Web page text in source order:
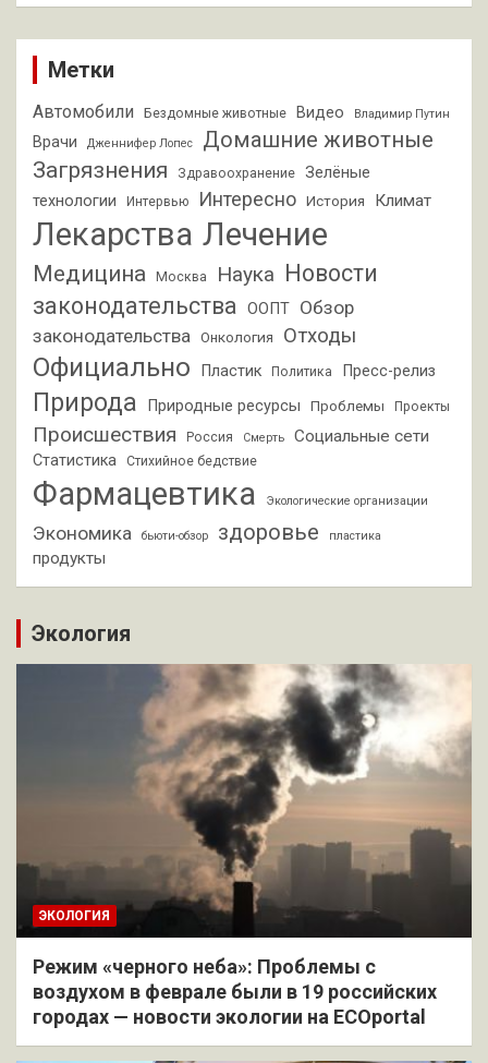
Метки
Автомобили Бездомные животные Видео Владимир Путин
Врачи Дженнифер Лопес
Домашние животные
Загрязнения
Здравоохранение
Зелёные
технологии
Интервью Интересно История Климат
Лекарства Лечение
Медицина Москва Наука Новости
законодательства ООПТ Обзор
законодательства Онкология Отходы
Официально Пластик Политика Пресс-релиз
Природа Природные ресурсы Проблемы Проекты
Происшествия Россия Смерть Социальные сети
Статистика Стихийное бедствие
Фармацевтика Экологические организации
Экономика бьюти-обзор здоровье пластика
продукты
Экология
ЭКОЛОГИЯ
Режим «черного неба»: Проблемы с
воздухом в феврале были в 19 российских
городах — новости экологии на ECOportal